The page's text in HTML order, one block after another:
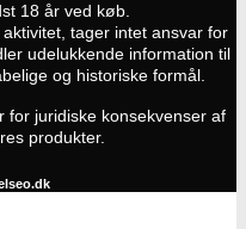
18 år ved køb.
tager intet ansvar for
udelukkende information til
og historiske formål.
for juridiske konsekvenser af
produkter.